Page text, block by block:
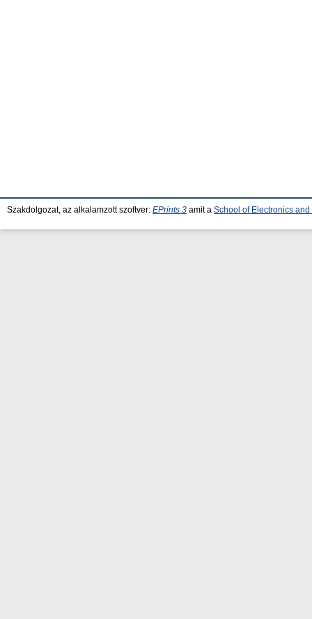
Szakdolgozat, az alkalamzott szoftver: EPrints 3 amit a School of Electronics